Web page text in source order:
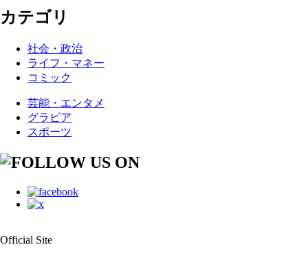
カテゴリ
社会・政治
ライフ・マネー
コミック
芸能・エンタメ
グラビア
スポーツ
Official Site